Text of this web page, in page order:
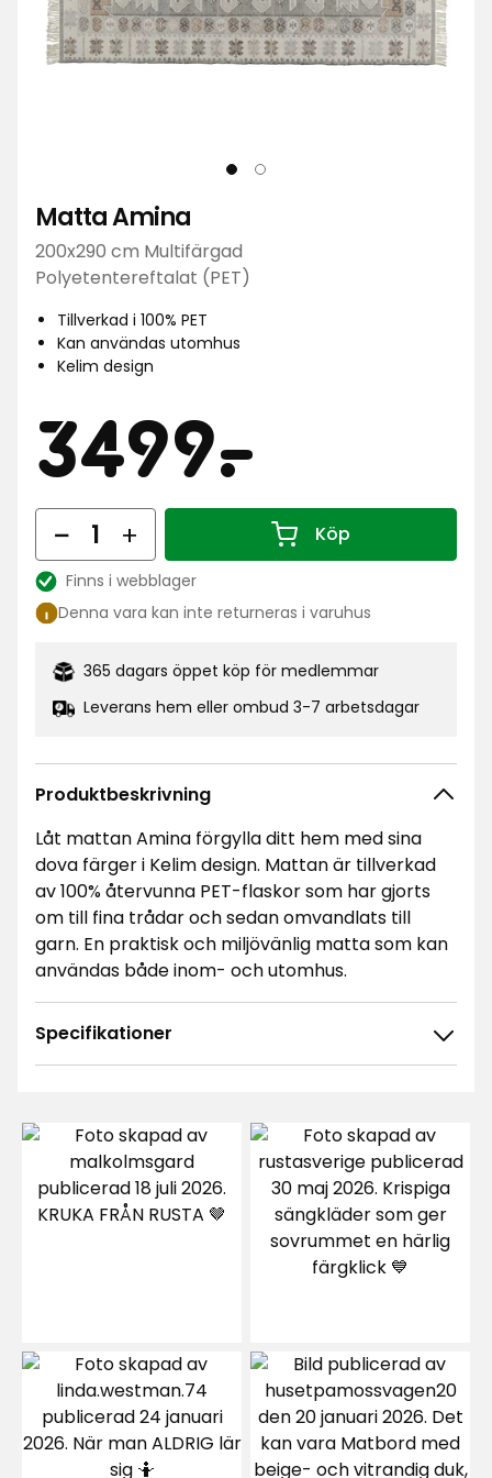
Matta Amina
200x290 cm Multifärgad
Polyetentereftalat (PET)
Tillverkad i 100% PET
Kan användas utomhus
Kelim design
Pris
3499-
.
kr
Antal Köp
Antal 1
Lagersaldo:
Finns i webblager
Denna vara kan inte returneras i varuhus
365 dagars öppet köp för medlemmar
Leverans hem eller ombud 3-7 arbetsdagar
Produktbeskrivning
Låt mattan Amina förgylla ditt hem med sina
dova färger i Kelim design. Mattan är tillverkad
av 100% återvunna PET-flaskor som har gjorts
om till fina trådar och sedan omvandlats till
garn. En praktisk och miljövänlig matta som kan
användas både inom- och utomhus.
Specifikationer